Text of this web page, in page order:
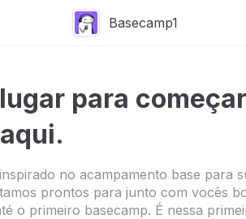
Basecamp1
para
no acampamento base para
prontos para junto com vocês
o primeiro basecamp. É nessa